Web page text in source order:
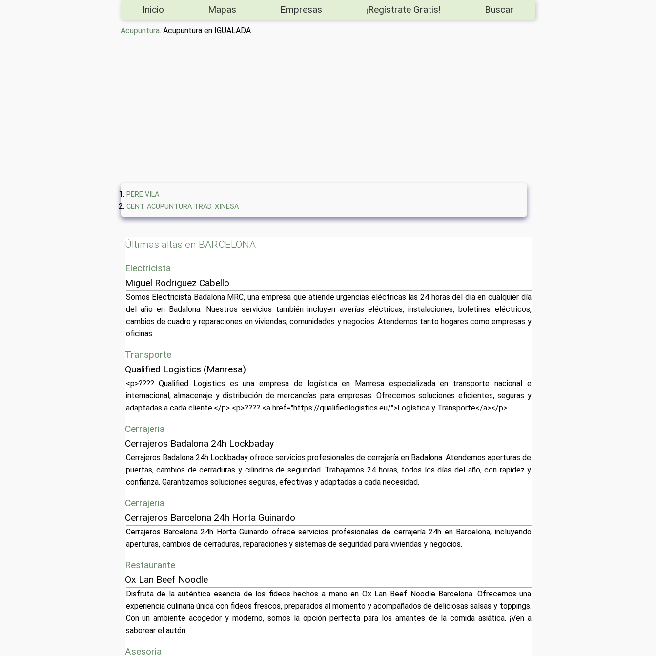
Inicio Mapas Empresas ¡Regístrate Gratis! Buscar
Acupuntura. Acupuntura en IGUALADA
PERE VILA
CENT. ACUPUNTURA TRAD. XINESA
Últimas altas en BARCELONA
Electricista
Miguel Rodriguez Cabello
Somos Electricista Badalona MRC, una empresa que atiende urgencias eléctricas las 24 horas del día en cualquier día
del año en Badalona. Nuestros servicios también incluyen averías eléctricas, instalaciones, boletines eléctricos,
cambios de cuadro y reparaciones en viviendas, comunidades y negocios. Atendemos tanto hogares como empresas y
oficinas.
Transporte
Qualified Logistics (Manresa)
<p>???? Qualified Logistics es una empresa de logística en Manresa especializada en transporte nacional e
internacional, almacenaje y distribución de mercancías para empresas. Ofrecemos soluciones eficientes, seguras y
adaptadas a cada cliente.</p> <p>???? <a href="https://qualifiedlogistics.eu/">Logística y Transporte</a></p>
Cerrajeria
Cerrajeros Badalona 24h Lockbaday
Cerrajeros Badalona 24h Lockbaday ofrece servicios profesionales de cerrajería en Badalona. Atendemos aperturas de
puertas, cambios de cerraduras y cilindros de seguridad. Trabajamos 24 horas, todos los días del año, con rapidez y
confianza. Garantizamos soluciones seguras, efectivas y adaptadas a cada necesidad.
Cerrajeria
Cerrajeros Barcelona 24h Horta Guinardo
Cerrajeros Barcelona 24h Horta Guinardo ofrece servicios profesionales de cerrajería 24h en Barcelona, incluyendo
aperturas, cambios de cerraduras, reparaciones y sistemas de seguridad para viviendas y negocios.
Restaurante
Ox Lan Beef Noodle
Disfruta de la auténtica esencia de los fideos hechos a mano en Ox Lan Beef Noodle Barcelona. Ofrecemos una
experiencia culinaria única con fideos frescos, preparados al momento y acompañados de deliciosas salsas y toppings.
Con un ambiente acogedor y moderno, somos la opción perfecta para los amantes de la comida asiática. ¡Ven a
saborear el autén
Asesoria